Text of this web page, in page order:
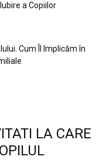
a Copiilor
Cum Îl Implicăm în
LA CARE